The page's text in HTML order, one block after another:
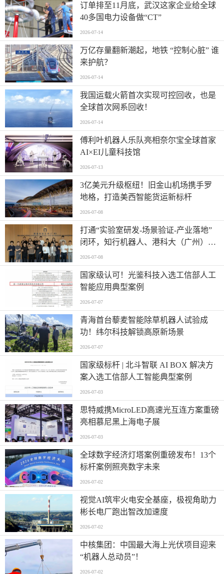
订单排至11月底，武汉这家企业给全球
40多国电力设备做“CT”
2026-07-14
万亿存量翻新潮起，地铁 “控制心脏” 谁
来护航？
2026-07-14
我国运载火箭首次实现可控回收，也是
全球首次网系回收！
2026-07-14
傅利叶机器人乐队亮相奈尔宝全球首家
AI×EI儿童科技馆
2026-07-13
​3亿美元升级枢纽！旧金山机场携手罗
地格，打造美西智能货运新标杆
2026-07-08
打通“实验室研发-场景验证-产业落地”
闭环，知行机器人、港科大（广州）、
北京粤电三方联合解锁城市服务机器人
规模化应用
2026-07-08
国家级认可！光鉴科技入选工信部人工
智能应用典型案例
2026-07-07
青海首台藜麦智能除草机器人试验成
功！纬尔科技解锁高原新场景
2026-07-07
国家级标杆 | 北斗智联 AI BOX 解决方
案入选工信部人工智能典型案例
2026-07-03
思特威携MicroLED高速光互连方案重磅
亮相慕尼黑上海电子展
2026-07-03
全球数字经济灯塔案例重磅发布！13个
标杆案例照亮数字未来
2026-07-02
视觉AI筑牢火电安全基座，极视角助力
彬长电厂跑出智改加速度
2026-07-02
中核集团：中国最大海上光伏项目迎来
“机器人总动员”！
2026-07-02